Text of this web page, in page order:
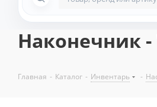
Наконечник
Главная - Каталог - Инвентарь -